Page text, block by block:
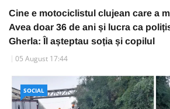
Cine e motociclistul clujean care a
Avea doar 36 de ani și lucra ca
Gherla: Îl așteptau soția și copilul
05 August 17:44
SOCIAL